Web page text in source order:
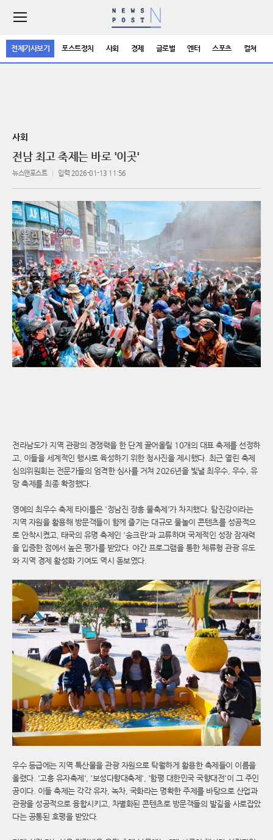
전체기사보기 포스트정치 사회 경제 글로벌 엔터 스포츠 컬쳐
주
서
비
사회
전남 최고 축제는 바로 '이곳'
뉴스앤포스트 입력 2026-01-13 11:56
전라남도가 지역 관광의 경쟁력을 한 단계 끌어올릴 10개의 대표 축제를 선정하
고, 이들을 세계적인 행사로 육성하기 위한 청사진을 제시했다. 최근 열린 축제
심의위원회는 전문가들의 엄격한 심사를 거쳐 2026년을 빛낼 최우수, 우수, 유
망 축제를 최종 확정했다.
영예의 최우수 축제 타이틀은 '정남진 장흥 물축제'가 차지했다. 탐진강이라는
지역 자원을 활용해 방문객들이 함께 즐기는 대규모 물놀이 콘텐츠를 성공적으
로 안착시켰고, 태국의 유명 축제인 '송크란'과 교류하며 국제적인 성장 잠재력
을 입증한 점에서 높은 평가를 받았다. 야간 프로그램을 통한 체류형 관광 유도
와 지역 경제 활성화 기여도 역시 돋보였다.
우수 등급에는 지역 특산물을 관광 자원으로 탁월하게 활용한 축제들이 이름을
올렸다. '고흥 유자축제', '보성다향대축제', '함평 대한민국 국향대전'이 그 주인
공이다. 이들 축제는 각각 유자, 녹차, 국화라는 명확한 주제를 바탕으로 산업과
관광을 성공적으로 융합시키고, 차별화된 콘텐츠로 방문객들의 발길을 사로잡았
다는 공통된 호평을 받았다.